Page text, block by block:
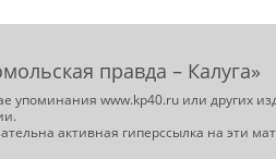
правда – Калуга»
упоминания www.kp40.ru или других
активная гиперссылка на эти